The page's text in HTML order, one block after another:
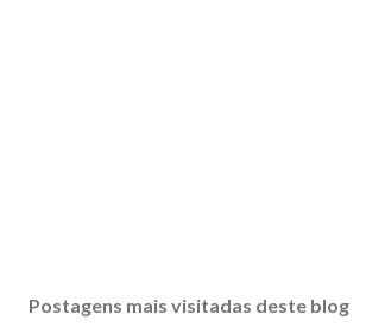
Postagens mais visitadas deste blog